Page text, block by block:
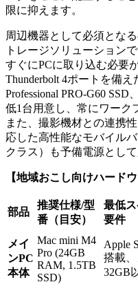
限に抑えます。
周辺機器として必須とな
トレージソリューション
すぐにPCに取り込む必要
Thunderbolt 4ポートを備
Professional PRO-G60
低1台用意し、常にワーク
また、撮影機材との連携
応した高性能なモバイル
クラス）も予備電源として
【地域おこし向けハード
部品
推奨仕様/型
番（目安）
最低
要件
メイ
ンPC
本体
Mac mini M4
Pro (24GB
RAM, 1.5TB
SSD)
Apple
搭載、
32GB